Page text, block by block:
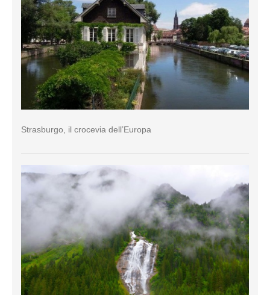
Strasburgo, il crocevia dell’Europa